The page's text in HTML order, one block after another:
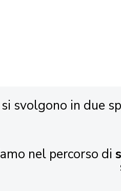
svolgono in due
nel percorso di